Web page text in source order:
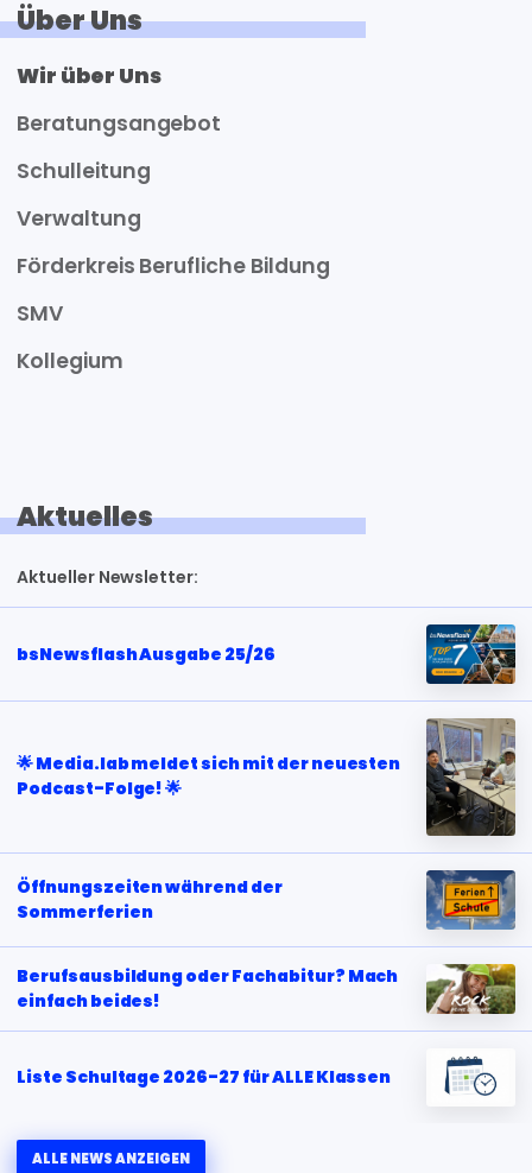
Über Uns
Wir über Uns
Beratungsangebot
Schulleitung
Verwaltung
Förderkreis Berufliche Bildung
SMV
Kollegium
Aktuelles
Aktueller Newsletter:
bsNewsflash Ausgabe 25/26
🌟 Media.lab meldet sich mit der neuesten
Podcast-Folge! 🌟
Öffnungszeiten während der
Sommerferien
Berufsausbildung oder Fachabitur? Mach
einfach beides!
Liste Schultage 2026-27 für ALLE Klassen
ALLE NEWS ANZEIGEN